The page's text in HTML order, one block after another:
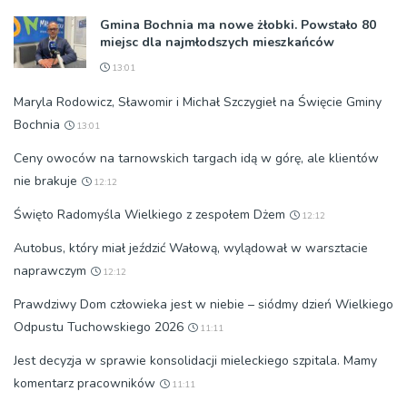
Gmina Bochnia ma nowe żłobki. Powstało 80
miejsc dla najmłodszych mieszkańców
13:01
Maryla Rodowicz, Sławomir i Michał Szczygieł na Święcie Gminy
Bochnia
13:01
Ceny owoców na tarnowskich targach idą w górę, ale klientów
nie brakuje
12:12
Święto Radomyśla Wielkiego z zespołem Dżem 12:12
Autobus, który miał jeździć Wałową, wylądował w warsztacie
naprawczym
12:12
Prawdziwy Dom człowieka jest w niebie – siódmy dzień Wielkiego
Odpustu Tuchowskiego 2026
11:11
Jest decyzja w sprawie konsolidacji mieleckiego szpitala. Mamy
komentarz pracowników
11:11